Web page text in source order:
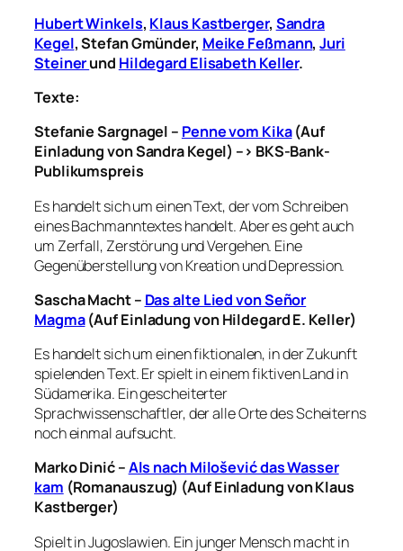
Hubert Winkels, Klaus Kastberger, Sandra
Kegel,Stefan Gmünder, Meike Feßmann,Juri
Steinerund Hildegard Elisabeth Keller.
Texte:
Stefanie Sargnagel – Penne vom Kika(Auf
Einladung von Sandra Kegel) –> BKS-Bank-
Publikumspreis
Es handelt sich um einen Text, der vom Schreiben
eines Bachmanntextes handelt. Aber es geht auch
um Zerfall, Zerstörung und Vergehen. Eine
Gegenüberstellung von Kreation und Depression.
Sascha Macht – Das alte Lied von Señor
Magma(Auf Einladung von Hildegard E. Keller)
Es handelt sich um einen fiktionalen, in der Zukunft
spielenden Text. Er spielt in einem fiktiven Land in
Südamerika. Ein gescheiterter
Sprachwissenschaftler, der alle Orte des Scheiterns
noch einmal aufsucht.
Marko Dinić –Als nach Milošević das Wasser
kam (Romanauszug) (Auf Einladung von Klaus
Kastberger)
Spielt in Jugoslawien. Ein junger Mensch macht in